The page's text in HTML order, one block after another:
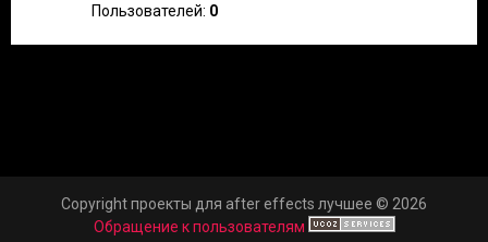
Пользователей: 0
Copyright проекты для after effects лучшее © 2026
Обращение к пользователям